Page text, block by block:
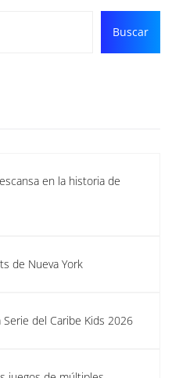
Buscar
en la historia de
de Nueva York
del Caribe Kids 2026